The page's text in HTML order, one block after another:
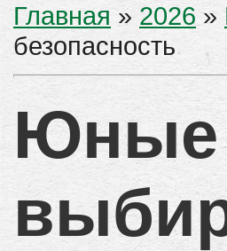
Главная » 2026 »
безопасность
Юные